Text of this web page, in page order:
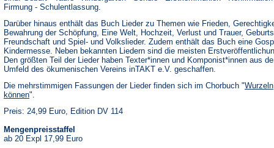
Firmung - Schulentlassung.
Darüber hinaus enthält das Buch Lieder zu Themen wie Frieden,
Bewahrung der Schöpfung, Eine Welt, Hochzeit, Verlust und Trauer,
Freundschaft und Spiel- und Volkslieder. Zudem enthält das Buch eine
Kindermesse. Neben bekannten Liedern sind die meisten
Den größten Teil der Lieder haben Texter*innen und Komponist*innen aus
Umfeld des ökumenischen Vereins inTAKT e.V. geschaffen.
Die mehrstimmigen Fassungen der Lieder finden sich im Chorbuch "Wurzeln
können".
Preis: 24,99 Euro, Edition DV 114
Mengenpreisstaffel
ab 20 Expl 17,99 Euro